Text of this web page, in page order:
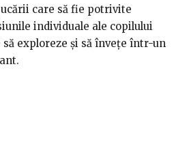
care să fie potrivite
individuale ale copilului
exploreze și să învețe într-un